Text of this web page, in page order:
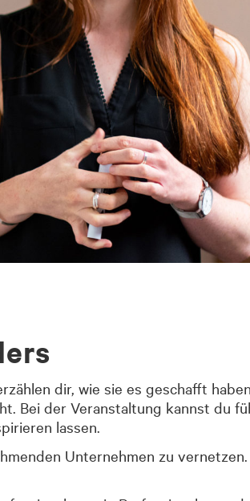
dir, wie sie es geschafft
Bei der Veranstaltung kannst du
lassen.
Unternehmen zu